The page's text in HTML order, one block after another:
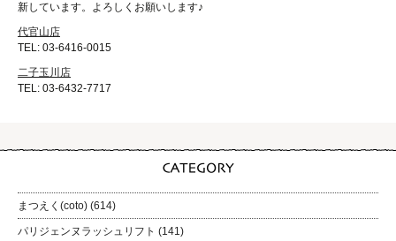
新しています。よろしくお願いします♪
代官山店
TEL: 03-6416-0015
二子玉川店
TEL: 03-6432-7717
まつえく(coto) (614)
パリジェンヌラッシュリフト (141)